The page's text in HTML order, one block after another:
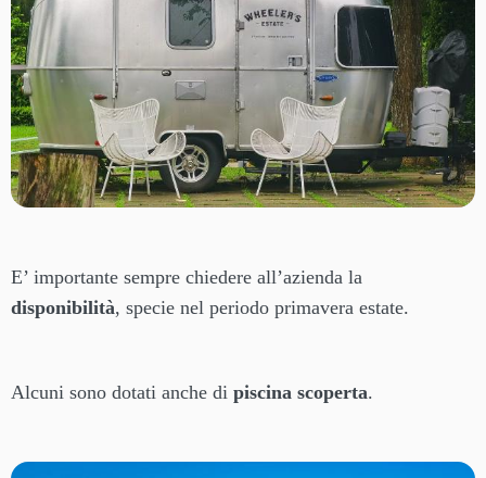
E’ importante sempre chiedere all’azienda la
disponibilità, specie nel periodo primavera estate.
Alcuni sono dotati anche di piscina scoperta.